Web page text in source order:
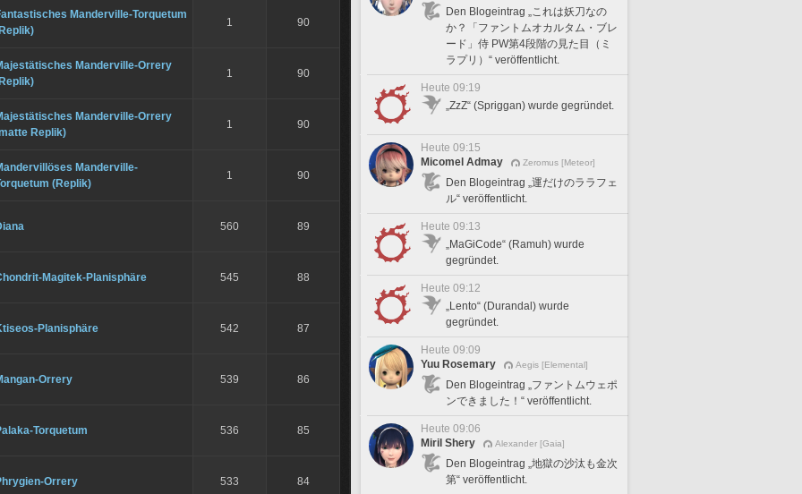
Manderville-Torquetum
1 90
Manderville-Orrery
1 90
Manderville-Orrery
Replik)
1 90
Manderville-
(Replik)
1 90
560 89
Magitek-Planisphäre 545 88
Planisphäre 542 87
Orrery 539 86
Torquetum 536 85
Orrery 533 84
Den Blogeintrag „これは妖刀なの
か？「ファントムオカルタム・ブレ
ード」侍 PW第4段階の見た目（ミ
ラプリ）“ veröffentlicht.
Heute 09:19
„ZzZ“ (Spriggan) wurde gegründet.
Heute 09:15
Micomel Admay
Zeromus [Meteor]
Den Blogeintrag „運だけのララフェ
ル“ veröffentlicht.
Heute 09:13
„MaGiCode“ (Ramuh) wurde
gegründet.
Heute 09:12
„Lento“ (Durandal) wurde
gegründet.
Heute 09:09
Yuu Rosemary
Aegis [Elemental]
Den Blogeintrag „ファントムウェポ
ンできました！“ veröffentlicht.
Heute 09:06
Miril Shery
Alexander [Gaia]
Den Blogeintrag „地獄の沙汰も金次
第“ veröffentlicht.